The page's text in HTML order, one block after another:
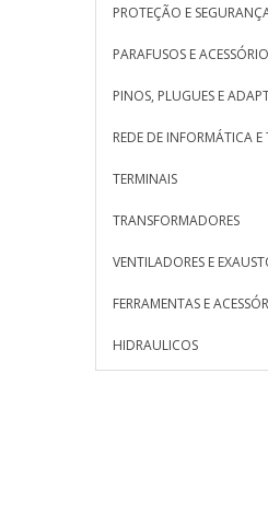
PROTEÇÃO E
PARAFUSOS E
PINOS, PLUGUES E
REDE DE INFORMÁTICA E
TERMINAIS
TRANSFORMADORES
VENTILADORES E
FERRAMENTAS E
HIDRAULICOS